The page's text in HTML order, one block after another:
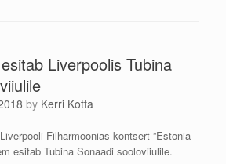
Liverpoolis Tubina
by Kerri Kotta
Filharmoonias kontsert ”Estonia
esitab Tubina Sonaadi sooloviiulile.